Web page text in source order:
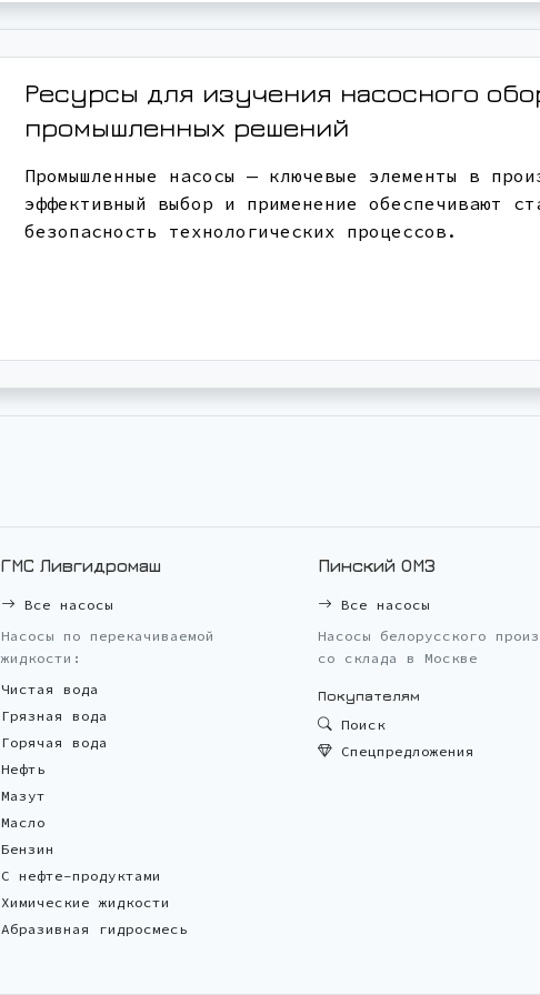
Ресурсы для изучения насосного
промышленных решений
Промышленные насосы — ключевые элементы в
эффективный выбор и применение обеспечивают
безопасность технологических процессов.
ГМС Ливгидромаш
Все насосы
Насосы по перекачиваемой
жидкости:
Чистая вода
Грязная вода
Горячая вода
Нефть
Мазут
Масло
Бензин
С нефте-продуктами
Химические жидкости
Абразивная гидросмесь
Пинский ОМЗ
Все насосы
Насосы белорусского
со склада в Москве
Покупателям
Поиск
Спецпредложения